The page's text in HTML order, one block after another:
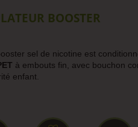
BOOSTER
sel de nicotine est
à embouts fin, avec bouchon
enfant.